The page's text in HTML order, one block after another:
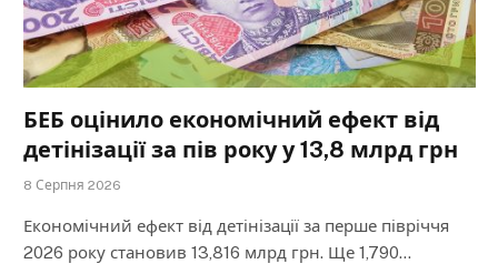
БЕБ оцінило економічний ефект від
детінізації за пів року у 13,8 млрд грн
8 Серпня 2026
Економічний ефект від детінізації за перше півріччя
2026 року становив 13,816 млрд грн. Ще 1,790…